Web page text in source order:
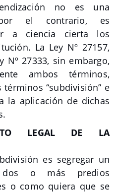
no es una
el contrario, es
a ciencia cierta los
La Ley Nº 27157,
Nº 27333, sin embargo,
ambos términos,
“subdivisión” e
la aplicación de dichas
LEGAL DE LA
es segregar un
o más predios
o como quiera que se